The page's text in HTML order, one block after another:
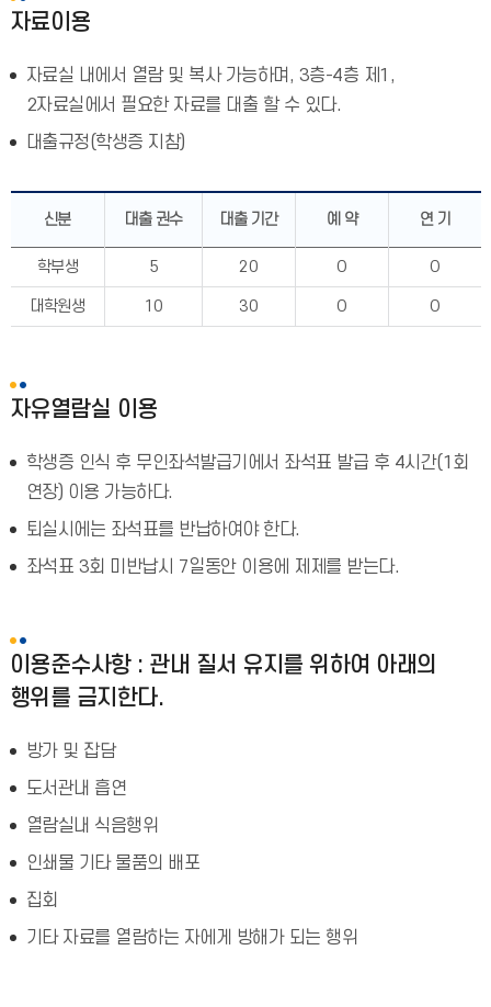
자료이용
자료실 내에서 열람 및 복사 가능하며, 3층-4층 제1,
2자료실에서 필요한 자료를 대출 할 수 있다.
대출규정(학생증 지참)
신분 대출 권수 대출 기간 예 약 연 기
학부생 5 20 O O
대학원생 10 30 O O
자유열람실 이용
학생증 인식 후 무인좌석발급기에서 좌석표 발급 후 4시간(1회
연장) 이용 가능하다.
퇴실시에는 좌석표를 반납하여야 한다.
좌석표 3회 미반납시 7일동안 이용에 제제를 받는다.
이용준수사항 : 관내 질서 유지를 위하여 아래의
행위를 금지한다.
방가 및 잡담
도서관내 흡연
열람실내 식음행위
인쇄물 기타 물품의 배포
집회
기타 자료를 열람하는 자에게 방해가 되는 행위